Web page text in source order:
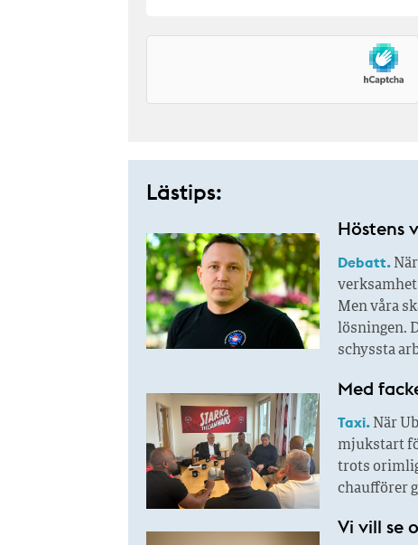
Lästips:
Höstens
Debatt.När
Men våra
lösningen.
schyssta
Med
Taxi.När
mjukstart
trots
chaufförer
Vi vill se